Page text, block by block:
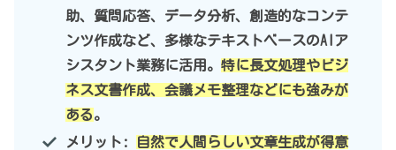
助、質問応答、データ分析、創造的なコンテ
ンツ作成など、多様なテキストベースのAIア
シスタント業務に活用。 特に長文処理やビジ
ネス文書作成、会議メモ整理などにも強みが
ある。
メリット:
自然で人間らしい文章生成が得意